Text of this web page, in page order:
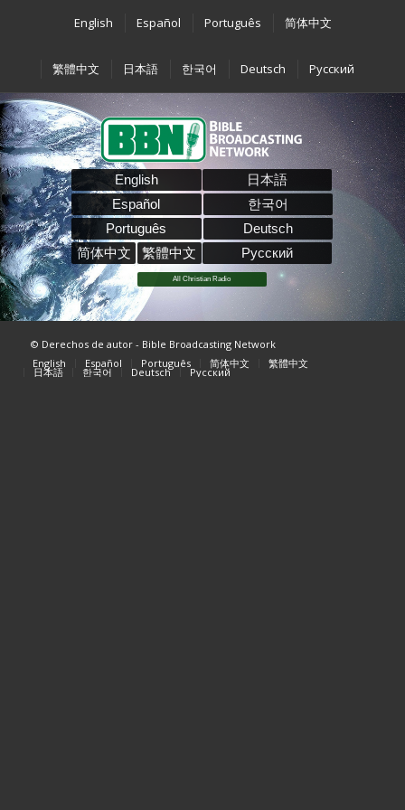
English Español Português 简体中文
繁體中文 日本語 한국어 Deutsch Pусский
English
Español
Português
简体中文
繁體中文
日本語
한국어
Deutsch
Pусский
All Christian Radio
© Derechos de autor - Bible Broadcasting Network
English
Español Português 简体中文 繁體中文
日本語 한국어 Deutsch Pусский